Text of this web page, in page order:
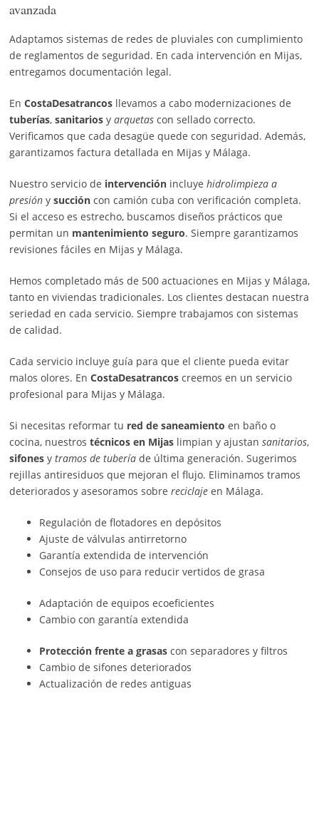
avanzada
Adaptamos sistemas de redes de pluviales con cumplimiento
de reglamentos de seguridad. En cada intervención en Mijas,
entregamos documentación legal.
En CostaDesatrancosllevamos a cabo modernizaciones de
tuberías, sanitariosy arquetascon sellado correcto.
Verificamos que cada desagüe quede con seguridad. Además,
garantizamos factura detallada en Mijas y Málaga.
Nuestro servicio de intervenciónincluye hidrolimpieza a
presióny succióncon camión cuba con verificación completa.
Si el acceso es estrecho, buscamos diseños prácticos que
permitan un mantenimiento seguro. Siempre garantizamos
revisiones fáciles en Mijas y Málaga.
Hemos completado más de 500 actuaciones en Mijas y Málaga,
tanto en viviendas tradicionales. Los clientes destacan nuestra
seriedad en cada servicio. Siempre trabajamos con sistemas
de calidad.
Cada servicio incluye guía para que el cliente pueda evitar
malos olores. En CostaDesatrancoscreemos en un servicio
profesional para Mijas y Málaga.
Si necesitas reformar tu red de saneamiento en baño o
cocina, nuestros técnicos en Mijaslimpian y ajustan sanitarios,
sifonesy tramos de tuberíade última generación. Sugerimos
rejillas antiresiduos que mejoran el flujo. Eliminamos tramos
deteriorados y asesoramos sobre reciclajeen Málaga.
Regulación de flotadores en depósitos
Ajuste de válvulas antirretorno
Garantía extendida de intervención
Consejos de uso para reducir vertidos de grasa
Adaptación de equipos ecoeficientes
Cambio con garantía extendida
Protección frente a grasascon separadores y filtros
Cambio de sifones deteriorados
Actualización de redes antiguas